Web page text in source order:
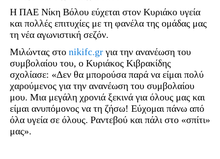
Η ΠΑΕ Νίκη Βόλου εύχεται στον Κυριάκο υγεία
και πολλές επιτυχίες με τη φανέλα της ομάδας μας
τη νέα αγωνιστική σεζόν.
Μιλώντας στο nikifc.gr για την ανανέωση του
συμβολαίου του, ο Κυριάκος Κιβρακίδης
σχολίασε: «Δεν θα μπορούσα παρά να είμαι πολύ
χαρούμενος για την ανανέωση του συμβολαίου
μου. Μια μεγάλη χρονιά ξεκινά για όλους μας και
είμαι ανυπόμονος να τη ζήσω! Εύχομαι πάνω από
όλα υγεία σε όλους. Ραντεβού και πάλι στο «σπίτι»
μας».